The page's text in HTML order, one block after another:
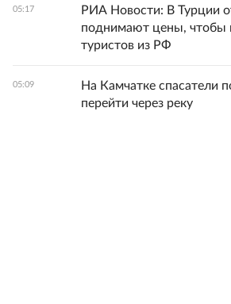
05:17
РИА Новости: В Турции
поднимают цены, чтобы
туристов из РФ
05:09
На Камчатке спасатели
перейти через реку